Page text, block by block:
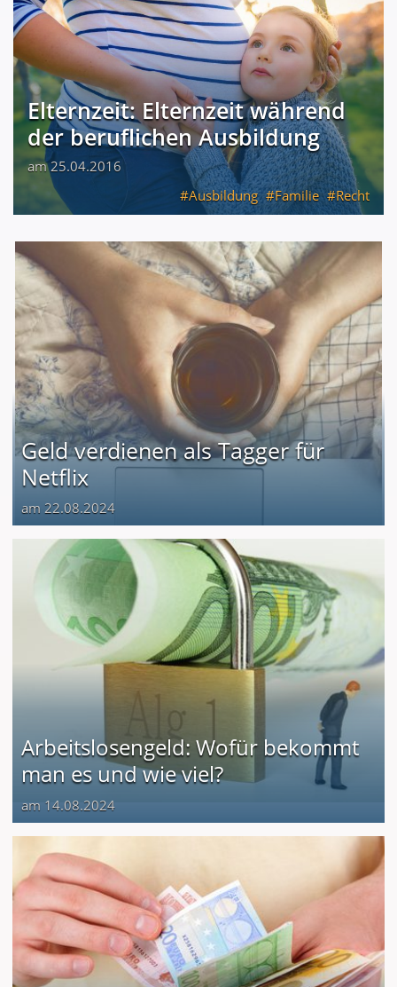
Elternzeit: Elternzeit während
der beruflichen Ausbildung
am 25.04.2016
Ausbildung
Familie Recht
Geld verdienen als Tagger für
Netflix
am 22.08.2024
Arbeitslosengeld: Wofür bekommt
man es und wie viel?
am 14.08.2024